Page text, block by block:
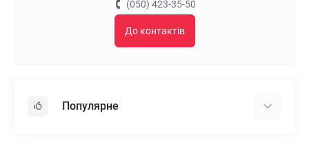
(050) 423-35-50
До контактів
Популярне